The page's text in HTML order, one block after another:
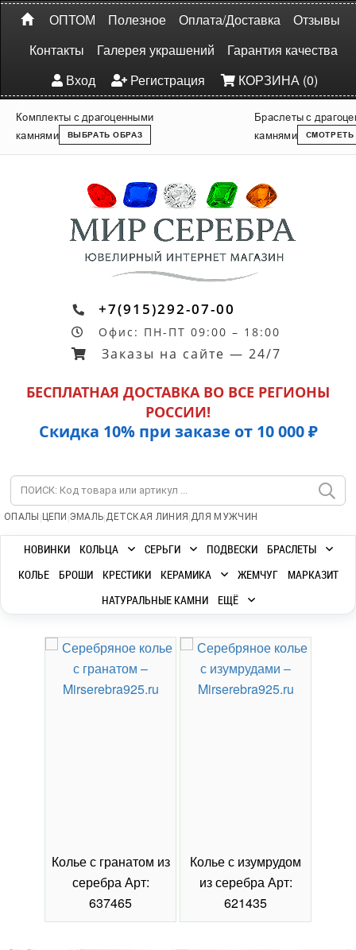
ОПТОМ Полезное Оплата/Доставка
Отзывы
Контакты
Галерея украшений
Гарантия качества
Вход
Регистрация КОРЗИНА (0)
Комплекты с драгоценными
камнями
ВЫБРАТЬ ОБРАЗ
Браслеты с
камнями
СМОТРЕТЬ
+7(915)292-07-00
Офис: ПН-ПТ 09:00 – 18:00
Заказы на сайте — 24/7
БЕСПЛАТНАЯ ДОСТАВКА ВО ВСЕ РЕГИОНЫ
РОССИИ!
Скидка 10% при заказе от 10 000 ₽
ОПАЛЫ | ЦЕПИ |ЭМАЛЬ|ДЕТСКАЯ ЛИНИЯ |ДЛЯ МУЖЧИН
НОВИНКИ КОЛЬЦА СЕРЬГИ ПОДВЕСКИ
БРАСЛЕТЫ
КОЛЬЕ
БРОШИ КРЕСТИКИ КЕРАМИКА ЖЕМЧУГ
МАРКАЗИТ
НАТУРАЛЬНЫЕ КАМНИ
ЕЩЁ
Колье с гранатом из
серебра Арт:
637465
Колье с изумрудом
из серебра Арт:
621435